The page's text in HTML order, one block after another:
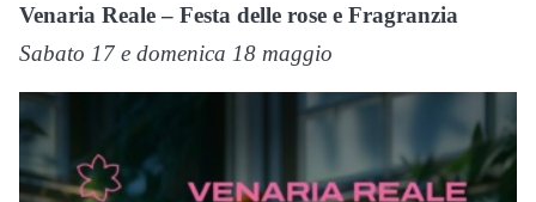
Venaria Reale – Festa delle rose e Fragranzia
Sabato 17 e domenica 18 maggio